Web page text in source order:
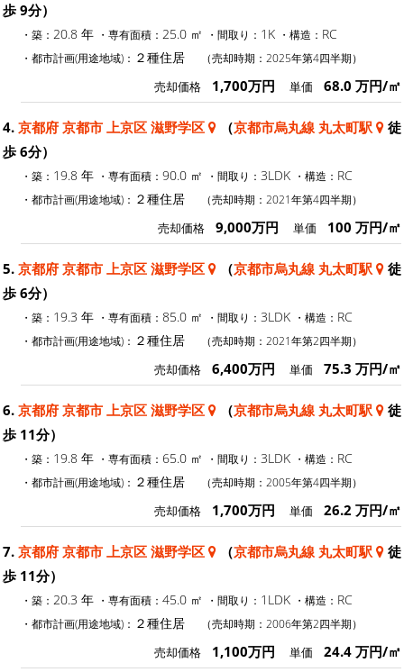
歩 9分）
・築： 20.8 年 ・専有面積： 25.0 ㎡ ・間取り： 1K ・構造： RC
・都市計画(用途地域)： ２種住居 （売却時期：2025年第4四半期）
売却価格 1,700万円 単価 68.0 万円/㎡
4. 京都府 京都市 上京区 滋野学区 （京都市烏丸線 丸太町駅
徒
歩 6分）
・築： 19.8 年 ・専有面積： 90.0 ㎡ ・間取り： 3LDK ・構造： RC
・都市計画(用途地域)： ２種住居 （売却時期：2021年第4四半期）
売却価格 9,000万円 単価 100 万円/㎡
5. 京都府 京都市 上京区 滋野学区 （京都市烏丸線 丸太町駅
徒
歩 6分）
・築： 19.3 年 ・専有面積： 85.0 ㎡ ・間取り： 3LDK ・構造： RC
・都市計画(用途地域)： ２種住居 （売却時期：2021年第2四半期）
売却価格 6,400万円 単価 75.3 万円/㎡
6. 京都府 京都市 上京区 滋野学区 （京都市烏丸線 丸太町駅
徒
歩 11分）
・築： 19.8 年 ・専有面積： 65.0 ㎡ ・間取り： 3LDK ・構造： RC
・都市計画(用途地域)： ２種住居 （売却時期：2005年第4四半期）
売却価格 1,700万円 単価 26.2 万円/㎡
7. 京都府 京都市 上京区 滋野学区 （京都市烏丸線 丸太町駅
徒
歩 11分）
・築： 20.3 年 ・専有面積： 45.0 ㎡ ・間取り： 1LDK ・構造： RC
・都市計画(用途地域)： ２種住居 （売却時期：2006年第2四半期）
売却価格 1,100万円 単価 24.4 万円/㎡